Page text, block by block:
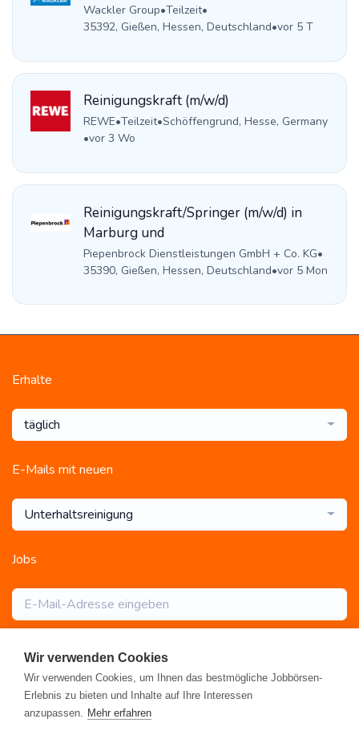
Wackler Group•Teilzeit•
35392, Gießen, Hessen, Deutschland•vor 5 T
Reinigungskraft (m/w/d)
REWE•Teilzeit•Schöffengrund, Hesse, Germany
•vor 3 Wo
Reinigungskraft/Springer (m/w/d) in
Marburg und
Piepenbrock Dienstleistungen GmbH + Co. KG•
35390, Gießen, Hessen, Deutschland•vor 5 Mon
Erhalte
täglich
E-Mails mit neuen
Unterhaltsreinigung
Jobs
Abonnieren
Wir verwenden Cookies
Wir verwenden Cookies, um Ihnen das bestmögliche Jobbörsen-
Erlebnis zu bieten und Inhalte auf Ihre Interessen
anzupassen. Mehr erfahren